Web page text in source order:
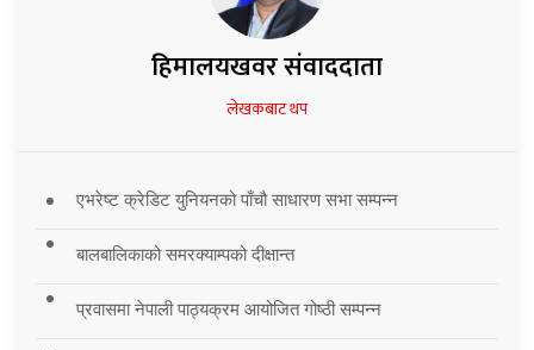
हिमालयखवर संवाददाता
लेखकबाट थप
एभरेष्ट क्रेडिट युनियनको पाँचौ साधारण सभा सम्पन्न
बालबालिकाको समरक्याम्पको दीक्षान्त
प्रवासमा नेपाली पाठ्यक्रम आयोजित गोष्ठी सम्पन्न